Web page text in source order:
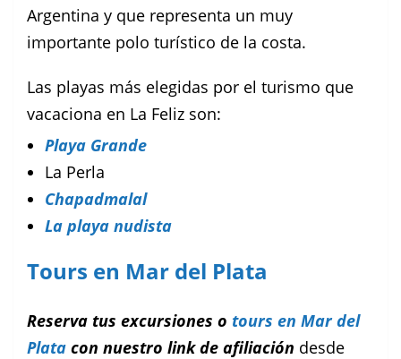
Argentina y que representa un muy
importante polo turístico de la costa.
Las playas más elegidas por el turismo que
vacaciona en La Feliz son:
Playa Grande
La Perla
Chapadmalal
La playa nudista
Tours en Mar del Plata
Reserva tus excursiones o tours en Mar del
Plata con nuestro link de afiliación desde